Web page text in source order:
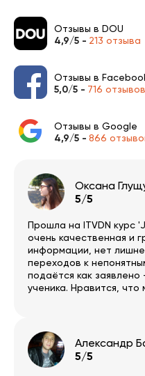
Отзывы в DOU
4,9/5 - 213 отзыва
Отзывы в
5,0/5 - 716 отзывов
Отзывы в Google
4,9/5 - 866
Оксана
5/5
Прошла на ITVDN курс
очень качественная и
информации, нет
переходов к
подаётся как
ученика. Нравится, что
структурированный и
действительно
без агрессивного
всей команде ITVDN!
Александр
5/5